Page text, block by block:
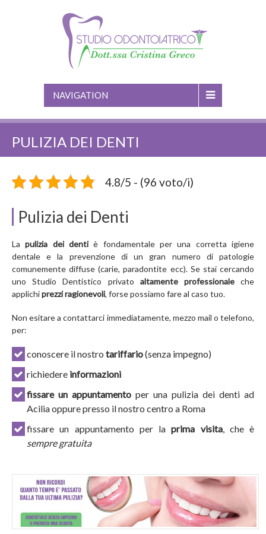
NAVIGATION
PULIZIA DEI DENTI
4.8/5 - (96 voto/i)
Pulizia dei Denti
Lapulizia dei dentiè fondamentale per una corretta igiene
dentale e la prevenzione di un gran numero di patologie
comunemente diffuse (carie, paradontite ecc). Se stai cercando
uno Studio Dentistico privato altamente professionaleche
applichiprezzi ragionevoli, forse possiamo fare al caso tuo.
Non esitare a contattarci immediatamente, mezzo mail o telefono,
per:
conoscere il nostrotariffario(senza impegno)
richiedere informazioni
fissare un appuntamento per una pulizia dei denti ad
Acilia oppure presso il nostro centro a Roma
fissare un appuntamento per laprima visita, che è
sempre gratuita